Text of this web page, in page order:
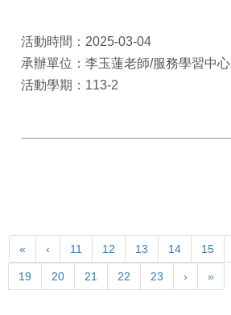
活動時間：2025-03-04
承辦單位：李玉蓮老師/服務學習中心
活動學期：113-2
« ‹ 11 12 13 14 15
19 20 21 22 23 › »